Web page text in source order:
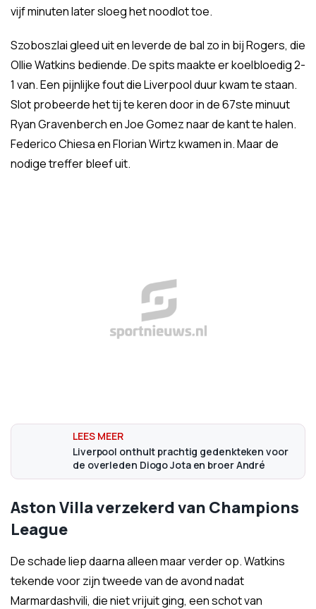
vijf minuten later sloeg het noodlot toe.
Szoboszlai gleed uit en leverde de bal zo in bij Rogers, die
Ollie Watkins bediende. De spits maakte er koelbloedig 2-
1 van. Een pijnlijke fout die Liverpool duur kwam te staan.
Slot probeerde het tij te keren door in de 67ste minuut
Ryan Gravenberch en Joe Gomez naar de kant te halen.
Federico Chiesa en Florian Wirtz kwamen in. Maar de
nodige treffer bleef uit.
Liverpool onthult prachtig gedenkteken voor
de overleden Diogo Jota en broer André
Aston Villa verzekerd van Champions
League
De schade liep daarna alleen maar verder op. Watkins
tekende voor zijn tweede van de avond nadat
Marmardashvili, die niet vrijuit ging, een schot van